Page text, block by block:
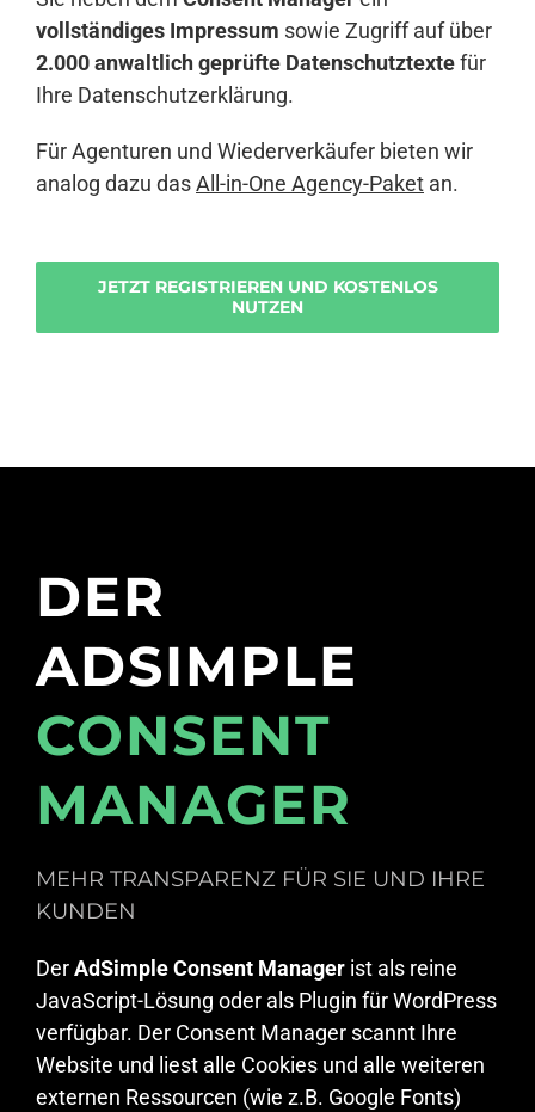
vollständiges Impressum sowie Zugriff auf über
2.000 anwaltlich geprüfte Datenschutztextefür
Ihre Datenschutzerklärung.
Für Agenturen und Wiederverkäufer bieten wir
analog dazu dasAll-in-One Agency-Paket an.
JETZT REGISTRIEREN UND KOSTENLOS
NUTZEN
DER
ADSIMPLE
CONSENT
MANAGER
MEHR TRANSPARENZ FÜR SIE UND IHRE
KUNDEN
DerAdSimple Consent Manager ist als reine
JavaScript-Lösung oder als Plugin für WordPress
verfügbar. Der Consent Manager scannt Ihre
Website und liest alle Cookies und alle weiteren
externen Ressourcen (wie z.B. Google Fonts)